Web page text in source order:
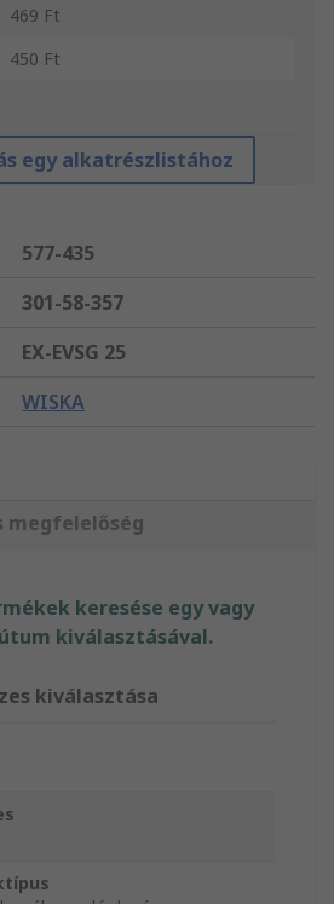
469 Ft
450 Ft
egy alkatrészlistához
577-435
301-58-357
EX-EVSG 25
WISKA
megfelelőség
keresése egy vagy
kiválasztásával.
kiválasztása